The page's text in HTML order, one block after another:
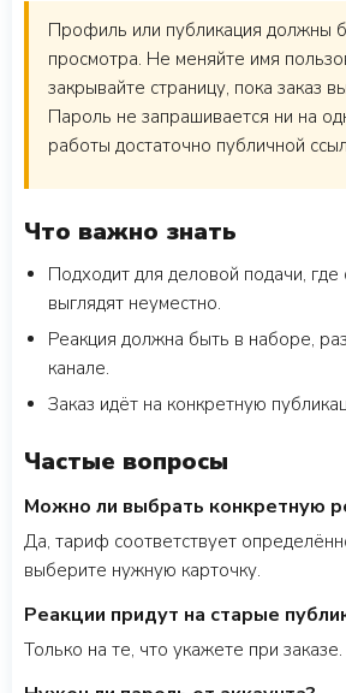
Профиль или публикация должны
просмотра. Не меняйте имя
закрывайте страницу, пока заказ
Пароль не запрашивается ни на
работы достаточно публичной
Что важно знать
Подходит для деловой подачи, где
выглядят неуместно.
Реакция должна быть в наборе,
канале.
Заказ идёт на конкретную
Частые вопросы
Можно ли выбрать конкретную
Да, тариф соответствует
выберите нужную карточку.
Реакции придут на старые
Только на те, что укажете при заказе.